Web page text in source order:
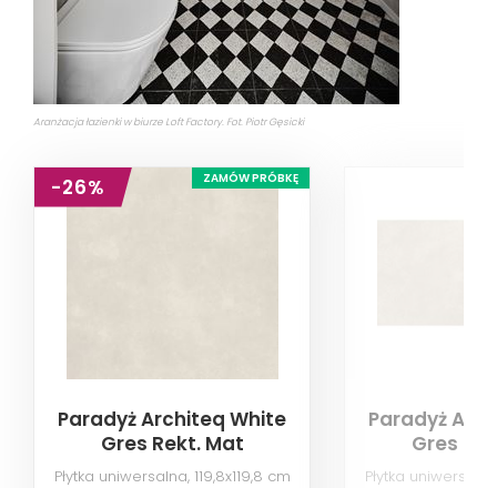
Aranżacja łazienki w biurze Loft Factory. Fot. Piotr Gęsicki
-26% ZAMÓW PRÓBKĘ
Paradyż Architeq White
Gres Rekt. Mat
Płytka uniwersalna, 119,8x119,8 cm
Paradyż
Gres
Płytka